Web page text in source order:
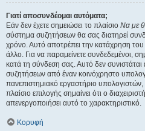
Γιατί αποσυνδέομαι αυτόματα;
Εάν δεν έχετε σημειώσει το πλαίσιο Να με
σύστημα συζητήσεων θα σας διατηρεί
χρόνο. Αυτό αποτρέπει την κατάχρηση
άλλο. Για να παραμείνετε συνδεδεμένοι,
κατά τη σύνδεση σας. Αυτό δεν
συζητήσεων από έναν κοινόχρηστο
πανεπιστημιακό εργαστήριο
πλαίσιο επιλογής σημαίνει ότι ο
απενεργοποιήσει αυτό το χαρακτηριστικό.
Κορυφή